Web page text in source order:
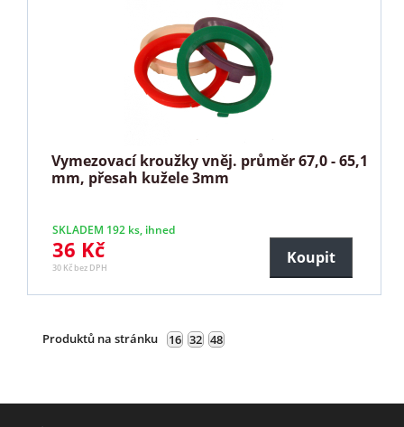
Vymezovací kroužky vněj. průměr 67,0 - 65,1
mm, přesah kužele 3mm
SKLADEM 192 ks, ihned
36 Kč
30 Kč bez DPH
Koupit
Produktů na stránku 16 32 48